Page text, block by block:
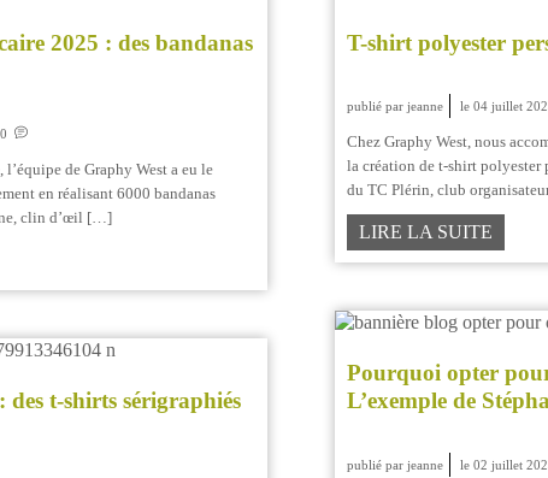
2025 : des bandanas
0
de Graphy West a eu le
en réalisant 6000 bandanas
clin d’œil […]
T-shirt polyester
publié par jeanne le 04 juillet
Chez Graphy West, nous
la création de t-shirt polyester
du TC Plérin, club
LIRE LA SUITE
Pourquoi opter pour
L’exemple de
publié par jeanne le 02 juillet
des t-shirts sérigraphiés